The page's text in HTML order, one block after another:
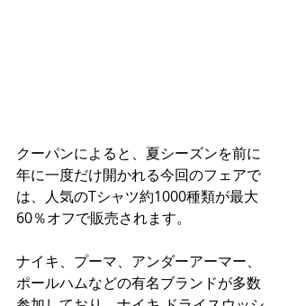
クーパンによると、夏シーズンを前に
年に一度だけ開かれる今回のフェアで
は、人気のTシャツ約1000種類が最大
60％オフで販売されます。
ナイキ、プーマ、アンダーアーマー、
ポールハムなどの有名ブランドが多数